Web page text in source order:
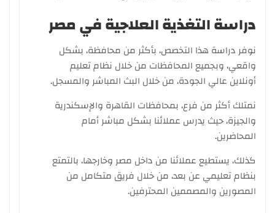
دراسة التغذية العلاجية في مصر
نوفر دراسة هذا التخصص، بأكثر من محافظة، بشكل
واقعي، وبجميع المحافظات من خلال نظام تعليم
أونلاين عالي الجودة، من خلال البث المباشر والمسجل.
نمتلك أكثر من فرع، بمحافظات القاهرة والإسكندرية
والجيزة، حيث يدرس عملائنا بشكل مباشر أمام
المحاضرين.
كذلك، يستطيع عملائنا من داخل مصر وخارجها، بالتمتع
بنظام تعليمي عن بعد، من خلال فريق متكامل من
المصورين والمصممين المحترفين.